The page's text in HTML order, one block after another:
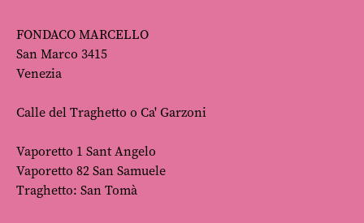
FONDACO MARCELLO
San Marco 3415
Venezia
Calle del Traghetto o Ca' Garzoni
Vaporetto 1 Sant Angelo
Vaporetto 82 San Samuele
Traghetto: San Tomà